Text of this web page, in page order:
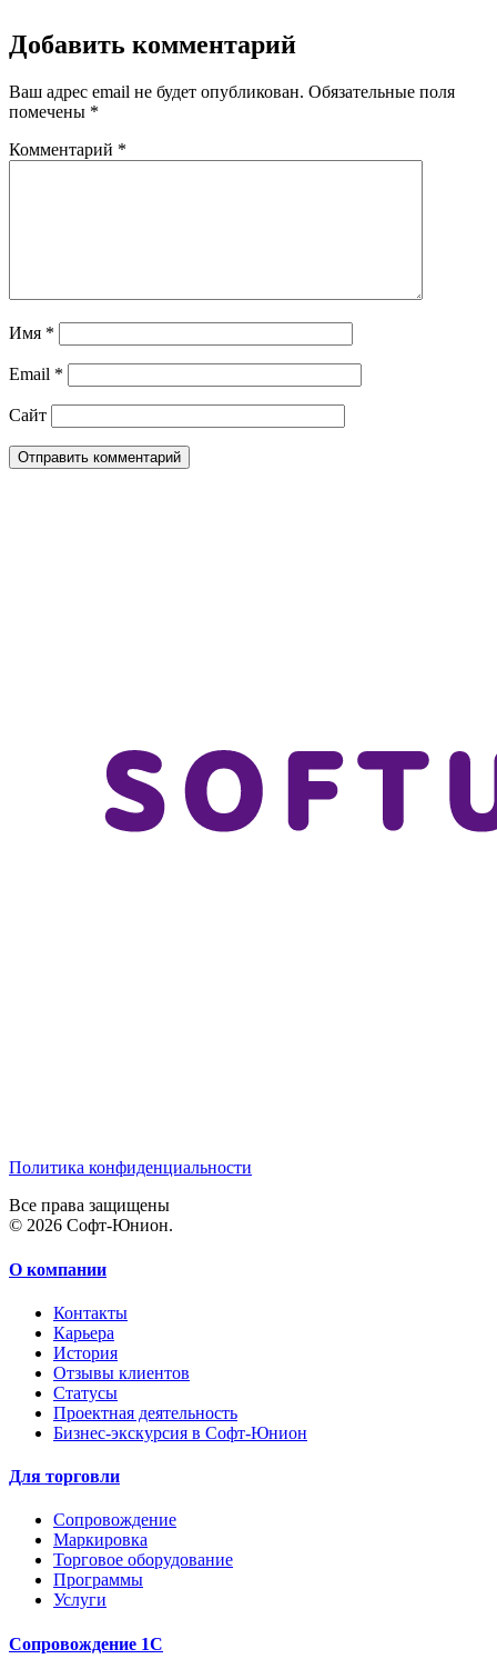
Добавить комментарий
Ваш адрес email не будет опубликован. Обязательные поля
помечены *
Комментарий *
Имя *
Email *
Сайт
Политика конфиденциальности
Все права защищены
© 2026 Софт-Юнион.
О компании
Контакты
Карьера
История
Отзывы клиентов
Статусы
Проектная деятельность
Бизнес-экскурсия в Софт-Юнион
Для торговли
Сопровождение
Маркировка
Торговое оборудование
Программы
Услуги
Сопровождение 1С